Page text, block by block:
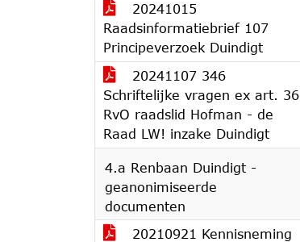
20241015
Raadsinformatiebrief 107
Principeverzoek Duindigt
20241107 346
Schriftelijke vragen ex art. 36
RvO raadslid Hofman - de
Raad LW! inzake Duindigt
4.a Renbaan Duindigt -
geanonimiseerde
documenten
20210921 Kennisneming